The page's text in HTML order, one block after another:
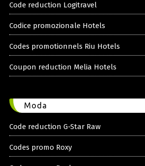
Code reduction Logitravel
Codice promozionale Hotels
Codes promotionnels Riu Hotels
Coupon reduction Melia Hotels
Moda
Code reduction G-Star Raw
Codes promo Roxy